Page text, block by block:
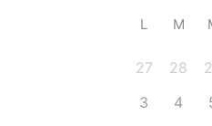
L M
27 28
3
4